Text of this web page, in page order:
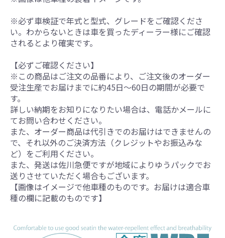
※必ず車検証で年式と型式、グレードをご確認くださ
い。わからないときは車を買ったディーラー様にご確認
されるとより確実です。
【必ずご確認ください】
※この商品はご注文の品番により、ご注文後のオーダー
受注生産でお届けまでに約45日～60日の期間が必要で
す。
詳しい納期をお知りになりたい場合は、電話かメールに
てお問い合わせください。
また、オーダー商品は代引きでのお届けはできませんの
で、それ以外のご決済方法（クレジットやお振込みな
ど）をご利用ください。
また、発送は佐川急便ですが地域によりゆうパックでお
送りさせていただく場合もございます。
【画像はイメージで他車種のものです。お届けは適合車
種の欄に記載のものです】